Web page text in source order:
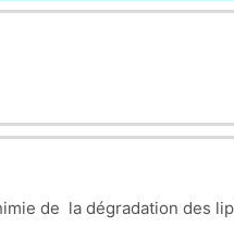
de la dégradation des